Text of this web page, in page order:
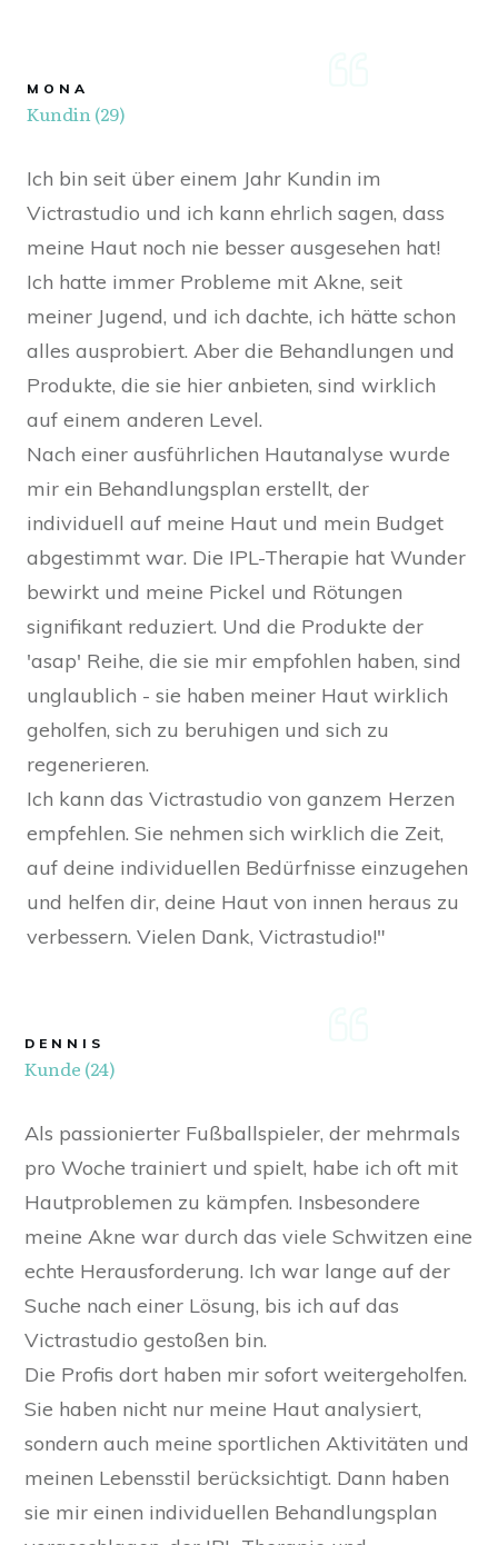
MONA
Kundin (29)
Ich bin seit über einem Jahr Kundin im
Victrastudio und ich kann ehrlich sagen, dass
meine Haut noch nie besser ausgesehen hat!
Ich hatte immer Probleme mit Akne, seit
meiner Jugend, und ich dachte, ich hätte schon
alles ausprobiert. Aber die Behandlungen und
Produkte, die sie hier anbieten, sind wirklich
auf einem anderen Level.
Nach einer ausführlichen Hautanalyse wurde
mir ein Behandlungsplan erstellt, der
individuell auf meine Haut und mein Budget
abgestimmt war. Die IPL-Therapie hat Wunder
bewirkt und meine Pickel und Rötungen
signifikant reduziert. Und die Produkte der
'asap' Reihe, die sie mir empfohlen haben, sind
unglaublich - sie haben meiner Haut wirklich
geholfen, sich zu beruhigen und sich zu
regenerieren.
Ich kann das Victrastudio von ganzem Herzen
empfehlen. Sie nehmen sich wirklich die Zeit,
auf deine individuellen Bedürfnisse einzugehen
und helfen dir, deine Haut von innen heraus zu
verbessern. Vielen Dank, Victrastudio!"
DENNIS
Kunde (24)
Als passionierter Fußballspieler, der mehrmals
pro Woche trainiert und spielt, habe ich oft mit
Hautproblemen zu kämpfen. Insbesondere
meine Akne war durch das viele Schwitzen eine
echte Herausforderung. Ich war lange auf der
Suche nach einer Lösung, bis ich auf das
Victrastudio gestoßen bin.
Die Profis dort haben mir sofort weitergeholfen.
Sie haben nicht nur meine Haut analysiert,
sondern auch meine sportlichen Aktivitäten und
meinen Lebensstil berücksichtigt. Dann haben
sie mir einen individuellen Behandlungsplan